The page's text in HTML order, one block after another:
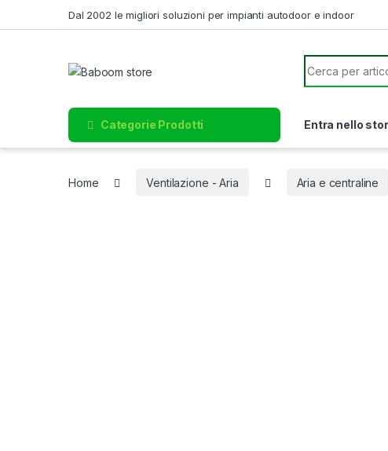
Dal 2002 le migliori soluzioni per impianti autodoor e indoor
Search for:
Categorie Prodotti Entra nello
Home Ventilazione - Aria Aria e centraline